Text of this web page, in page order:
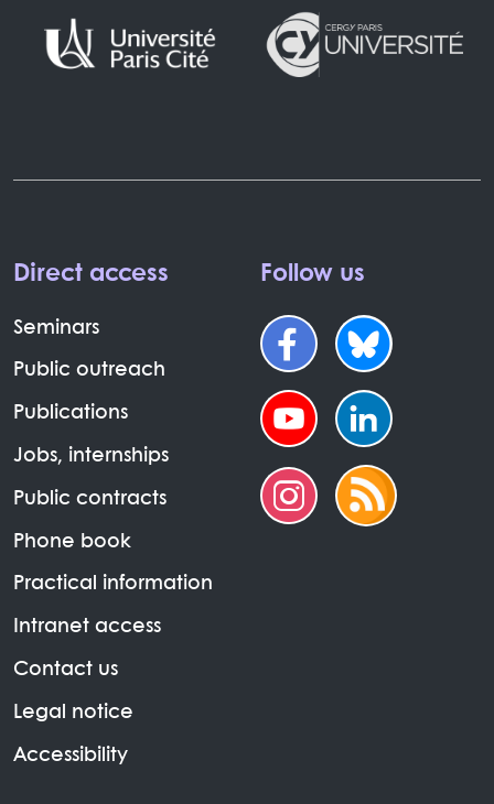
Direct access
Seminars
Public outreach
Publications
Jobs, internships
Public contracts
Phone book
Practical information
Intranet access
Contact us
Legal notice
Accessibility
Follow us